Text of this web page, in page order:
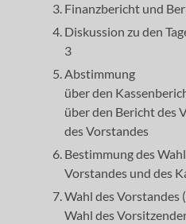
Finanzbericht und
Diskussion zu den
3
Abstimmung
über den
über den Bericht des
des Vorstandes
Bestimmung des
Vorstandes und des
Wahl des Vorstandes
Wahl des